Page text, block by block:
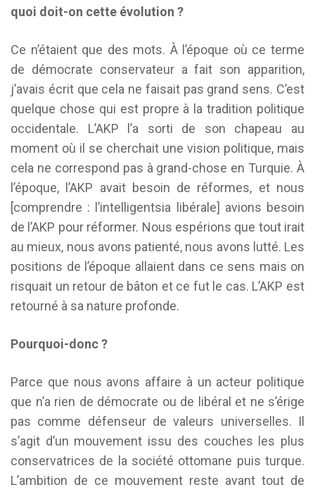
quoi doit-on cette évolution ?
Ce n’étaient que des mots. À l’époque où ce terme
de démocrate conservateur a fait son apparition,
j’avais écrit que cela ne faisait pas grand sens. C’est
quelque chose qui est propre à la tradition politique
occidentale. L’AKP l’a sorti de son chapeau au
moment où il se cherchait une vision politique, mais
cela ne correspond pas à grand-chose en Turquie. À
l’époque, l’AKP avait besoin de réformes, et nous
[comprendre : l’intelligentsia libérale] avions besoin
de l’AKP pour réformer. Nous espérions que tout irait
au mieux, nous avons patienté, nous avons lutté. Les
positions de l’époque allaient dans ce sens mais on
risquait un retour de bâton et ce fut le cas. L’AKP est
retourné à sa nature profonde.
Pourquoi-donc ?
Parce que nous avons affaire à un acteur politique
que n’a rien de démocrate ou de libéral et ne s’érige
pas comme défenseur de valeurs universelles. Il
s’agit d’un mouvement issu des couches les plus
conservatrices de la société ottomane puis turque.
L’ambition de ce mouvement reste avant tout de